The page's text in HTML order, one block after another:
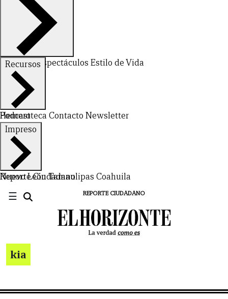
DeportesEspectáculos Estilo de Vida
Recursos
Hemeroteca Contacto Newsletter
Podcast
Impreso
Nuevo LeónTamaulipas Coahuila
Reporte Ciudadano
☰ REPORTE CIUDADANO
kia